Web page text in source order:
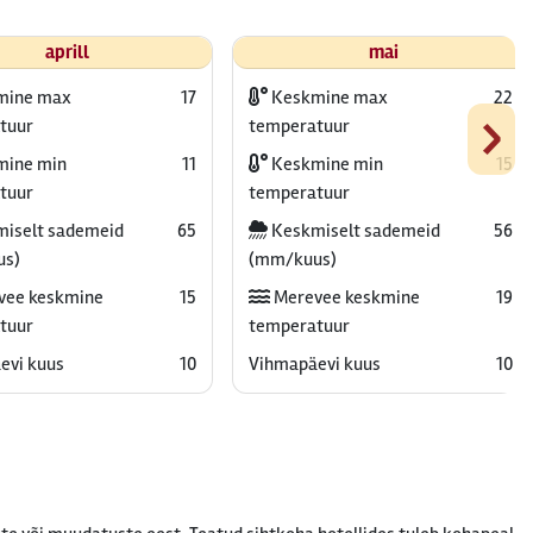
›
aprill
max
17
min
11
sademeid
65
keskmine
15
kuus 10
mai
Keskmine max
temperatuur
22
Keskmine min
temperatuur
15
Keskmiselt sademeid
(mm/kuus)
56
Merevee keskmine
temperatuur
19
Vihmapäevi kuus 10